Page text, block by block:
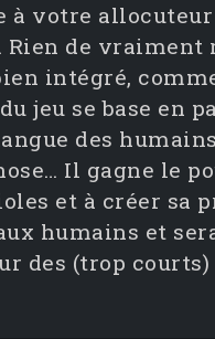
à votre allocuteur
Rien de
intégré,
jeu se base en
des
Il gagne le
et à créer sa
humains et
des (trop